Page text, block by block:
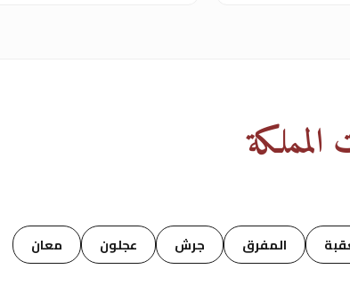
المفرق جرش عجلون معان